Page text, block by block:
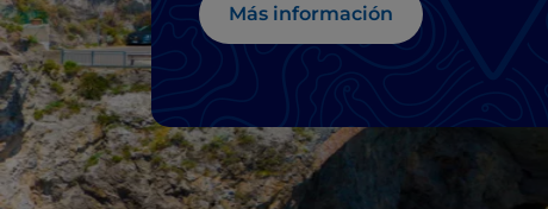
Más información